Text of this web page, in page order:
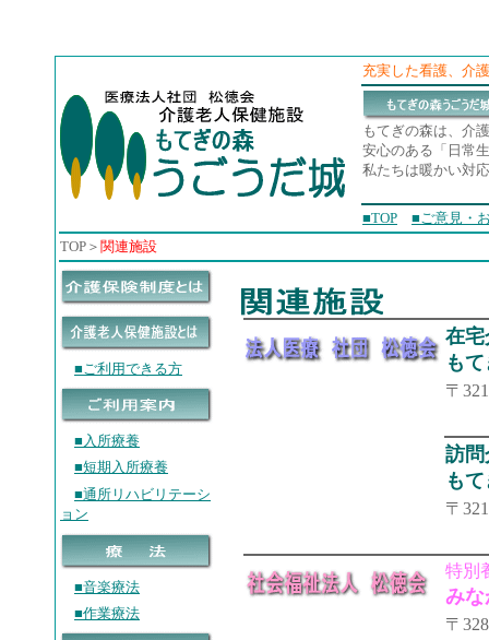
充実した看護、介
もてぎの森は、介
安心のある「日常
私たちは暖かい対
■TOP
■ご意見・
TOP＞ 関連施設
在宅
も
〒
訪問
も
〒
特別
みな
〒
■ご利用できる方
■入所療養
■短期入所療養
■通所リハビリテーシ
ョン
■音楽療法
■作業療法